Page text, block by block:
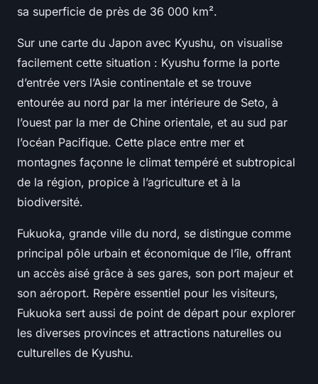
sa superficie de près de 36 000 km².
Sur une carte du Japon avec Kyushu, on visualise
facilement cette situation : Kyushu forme la porte
d’entrée vers l’Asie continentale et se trouve
entourée au nord par la mer intérieure de Seto, à
l’ouest par la mer de Chine orientale, et au sud par
l’océan Pacifique. Cette place entre mer et
montagnes façonne le climat tempéré et subtropical
de la région, propice à l’agriculture et à la
biodiversité.
Fukuoka, grande ville du nord, se distingue comme
principal pôle urbain et économique de l’île, offrant
un accès aisé grâce à ses gares, son port majeur et
son aéroport. Repère essentiel pour les visiteurs,
Fukuoka sert aussi de point de départ pour explorer
les diverses provinces et attractions naturelles ou
culturelles de Kyushu.